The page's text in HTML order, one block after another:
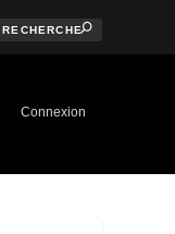
Connexion